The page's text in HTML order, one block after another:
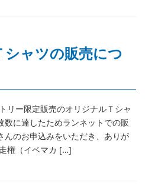
ャツの販売につ
リー限定販売のオリジナルＴシャ
に達したためランネットでの販
んのお申込みをいただき、ありが
権（イベマカ […]